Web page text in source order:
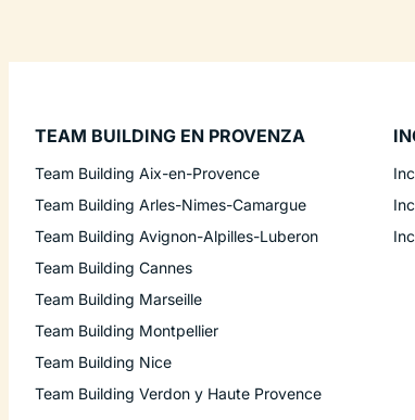
TEAM BUILDING EN PROVENZA
Team Building Aix-en-Provence
Team Building Arles-Nimes-Camargue
Team Building Avignon-Alpilles-Luberon
Team Building Cannes
Team Building Marseille
Team Building Montpellier
Team Building Nice
Team Building Verdon y Haute Provence